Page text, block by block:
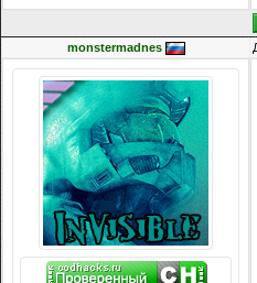
monstermadnes